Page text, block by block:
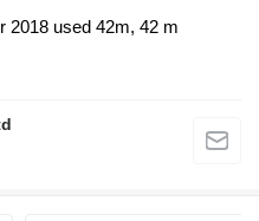
2018 used 42m, 42 m